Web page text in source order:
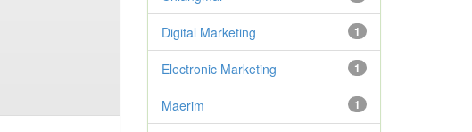
1
Digital Marketing
1
Electronic Marketing
1
Maerim